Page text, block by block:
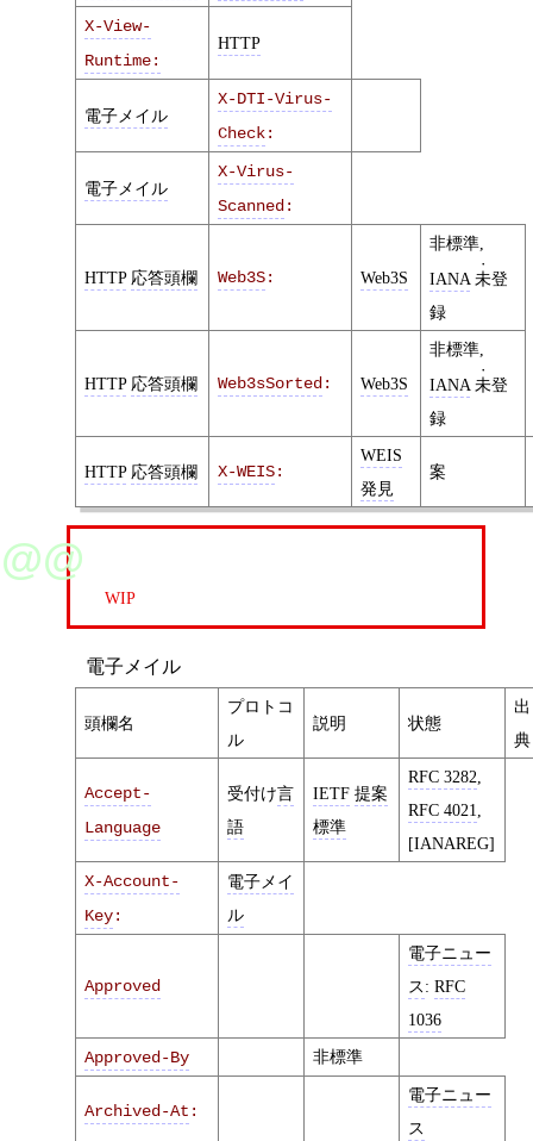
X-View-
Runtime:
HTTP
電子メイル
X-DTI-Virus-
Check:
電子メイル
X-Virus-
Scanned :
HTTP 応答頭欄 Web3S: Web3S
非標準,
IANA 未登
録
HTTP 応答頭欄 Web3sSorted : Web3S
非標準,
IANA 未登
録
HTTP 応答頭欄 X-WEIS:
WEIS
発見
案
WIP
電子メイル
頭欄名
プロトコ
ル
説明 状態
出
典
Accept-
Language
受付け言
語
IETF 提案
標準
RFC 3282,
RFC 4021,
[IANAREG]
X-Account-
Key:
電子メイ
ル
Approved
電子ニュー
ス:RFC
1036
Approved-By
非標準
Archived-At :
電子ニュー
ス